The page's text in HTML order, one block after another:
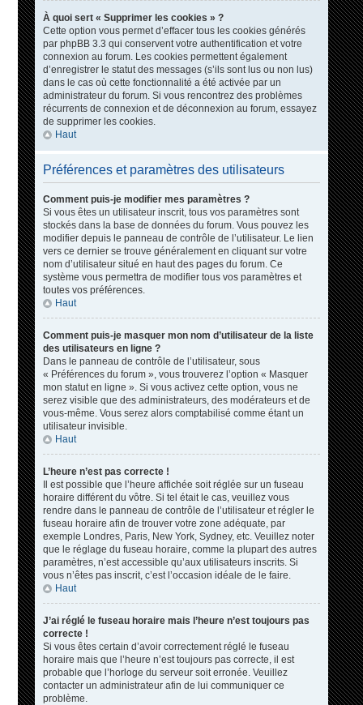
À quoi sert « Supprimer les cookies » ?
Cette option vous permet d’effacer tous les cookies générés
par phpBB 3.3 qui conservent votre authentification et votre
connexion au forum. Les cookies permettent également
d’enregistrer le statut des messages (s’ils sont lus ou non lus)
dans le cas où cette fonctionnalité a été activée par un
administrateur du forum. Si vous rencontrez des problèmes
récurrents de connexion et de déconnexion au forum, essayez
de supprimer les cookies.
Haut
Préférences et paramètres des utilisateurs
Comment puis-je modifier mes paramètres ?
Si vous êtes un utilisateur inscrit, tous vos paramètres sont
stockés dans la base de données du forum. Vous pouvez les
modifier depuis le panneau de contrôle de l’utilisateur. Le lien
vers ce dernier se trouve généralement en cliquant sur votre
nom d’utilisateur situé en haut des pages du forum. Ce
système vous permettra de modifier tous vos paramètres et
toutes vos préférences.
Haut
Comment puis-je masquer mon nom d’utilisateur de la liste
des utilisateurs en ligne ?
Dans le panneau de contrôle de l’utilisateur, sous
« Préférences du forum », vous trouverez l’option « Masquer
mon statut en ligne ». Si vous activez cette option, vous ne
serez visible que des administrateurs, des modérateurs et de
vous-même. Vous serez alors comptabilisé comme étant un
utilisateur invisible.
Haut
L’heure n’est pas correcte !
Il est possible que l’heure affichée soit réglée sur un fuseau
horaire différent du vôtre. Si tel était le cas, veuillez vous
rendre dans le panneau de contrôle de l’utilisateur et régler le
fuseau horaire afin de trouver votre zone adéquate, par
exemple Londres, Paris, New York, Sydney, etc. Veuillez noter
que le réglage du fuseau horaire, comme la plupart des autres
paramètres, n’est accessible qu’aux utilisateurs inscrits. Si
vous n’êtes pas inscrit, c’est l’occasion idéale de le faire.
Haut
J’ai réglé le fuseau horaire mais l’heure n’est toujours pas
correcte !
Si vous êtes certain d’avoir correctement réglé le fuseau
horaire mais que l’heure n’est toujours pas correcte, il est
probable que l’horloge du serveur soit erronée. Veuillez
contacter un administrateur afin de lui communiquer ce
problème.